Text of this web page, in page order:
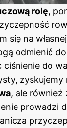
rolę,
się na
odmienić
ciśnienie do
zyskujemy
, ale również
prowadzi